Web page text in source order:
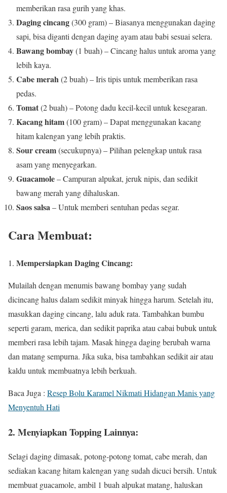
memberikan rasa gurih yang khas.
Daging cincang(300 gram) – Biasanya menggunakan daging
sapi, bisa diganti dengan daging ayam atau babi sesuai selera.
Bawang bombay(1 buah) – Cincang halus untuk aroma yang
lebih kaya.
Cabe merah(2 buah) – Iris tipis untuk memberikan rasa
pedas.
Tomat(2 buah) – Potong dadu kecil-kecil untuk kesegaran.
Kacang hitam(100 gram) – Dapat menggunakan kacang
hitam kalengan yang lebih praktis.
Sour cream(secukupnya) – Pilihan pelengkap untuk rasa
asam yang menyegarkan.
Guacamole– Campuran alpukat, jeruk nipis, dan sedikit
bawang merah yang dihaluskan.
Saos salsa– Untuk memberi sentuhan pedas segar.
Cara Membuat:
1. Mempersiapkan Daging Cincang:
Mulailah dengan menumis bawang bombay yang sudah
dicincang halus dalam sedikit minyak hingga harum. Setelah itu,
masukkan daging cincang, lalu aduk rata. Tambahkan bumbu
seperti garam, merica, dan sedikit paprika atau cabai bubuk untuk
memberi rasa lebih tajam. Masak hingga daging berubah warna
dan matang sempurna. Jika suka, bisa tambahkan sedikit air atau
kaldu untuk membuatnya lebih berkuah.
Baca Juga : Resep Bolu Karamel Nikmati Hidangan Manis yang
Menyentuh Hati
2. Menyiapkan Topping Lainnya:
Selagi daging dimasak, potong-potong tomat, cabe merah, dan
sediakan kacang hitam kalengan yang sudah dicuci bersih. Untuk
membuat guacamole, ambil 1 buah alpukat matang, haluskan